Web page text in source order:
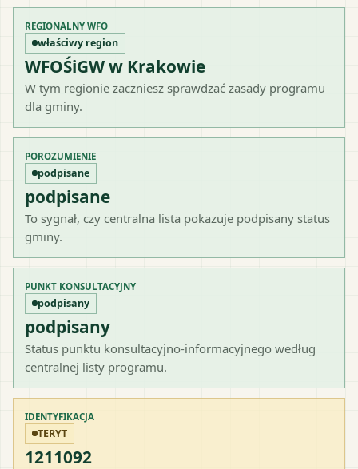
REGIONALNY WFO
właściwy region
WFOŚiGW w Krakowie
W tym regionie zaczniesz sprawdzać zasady programu
dla gminy.
POROZUMIENIE
podpisane
podpisane
To sygnał, czy centralna lista pokazuje podpisany status
gminy.
PUNKT KONSULTACYJNY
podpisany
podpisany
Status punktu konsultacyjno-informacyjnego według
centralnej listy programu.
IDENTYFIKACJA
TERYT
1211092